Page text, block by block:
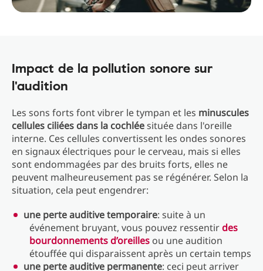
Impact de la pollution sonore sur
l'audition
Les sons forts font vibrer le tympan et les minuscules
cellules ciliées dans la cochléesituée dans l'oreille
interne. Ces cellules convertissent les ondes sonores
en signaux électriques pour le cerveau, mais si elles
sont endommagées par des bruits forts, elles ne
peuvent malheureusement pas se régénérer. Selon la
situation, cela peut engendrer:
une perte auditive temporaire: suite à un
événement bruyant, vous pouvez ressentirdes
bourdonnements d’oreilles ou une audition
étouffée qui disparaissent après un certain temps
une perte auditive permanente: ceci peut arriver